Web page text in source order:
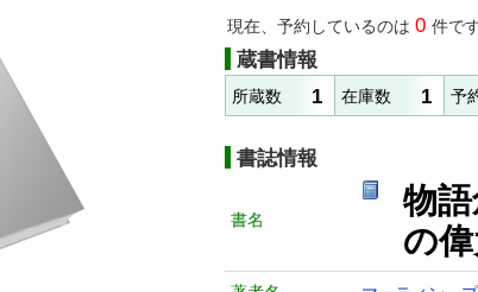
現在、予約しているのは 0 件です
蔵書情報
所蔵数 1 在庫数 1 予
書誌情報
書名
物
の